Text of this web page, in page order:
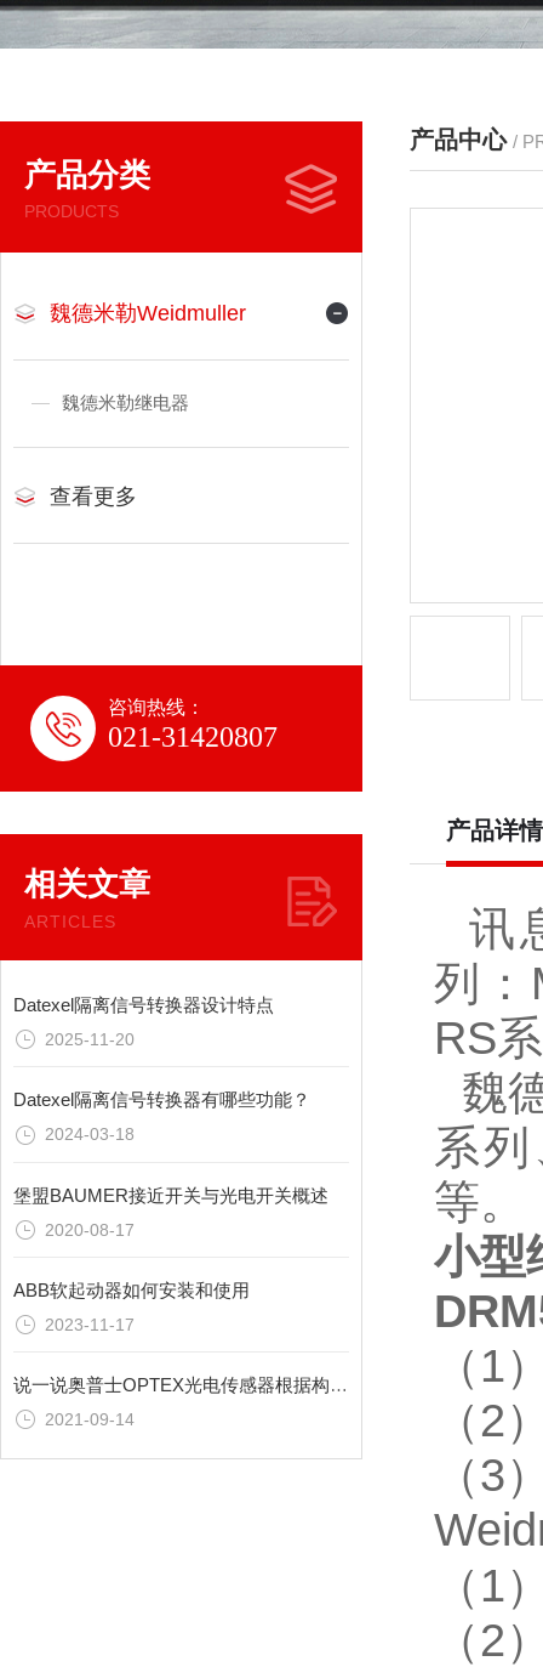
产品分类
PRODUCTS
魏德米勒Weidmuller
魏德米勒继电器
查看更多
咨询热线：
021-31420807
相关文章
ARTICLES
Datexel隔离信号转换器设计特点
2025-11-20
Datexel隔离信号转换器有哪些功能？
2024-03-18
堡盟BAUMER接近开关与光电开关概述
2020-08-17
ABB软起动器如何安装和使用
2023-11-17
说一说奥普士OPTEX光电传感器根据构成单元的分类
2021-09-14
产品中心 /
产品详情
讯
列：
RS
魏
系
等。
小型
（1
（2
（3
（1
（2